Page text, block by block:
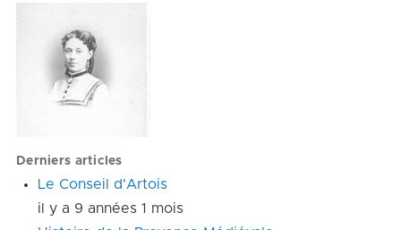
Derniers articles
Le Conseil d'Artois
il y a 9 années 1 mois